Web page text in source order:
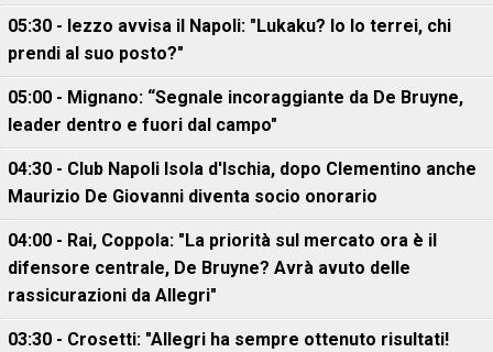
05:30 - Iezzo avvisa il Napoli: "Lukaku? Io lo terrei, chi
prendi al suo posto?"
05:00 - Mignano: “Segnale incoraggiante da De Bruyne,
leader dentro e fuori dal campo"
04:30 - Club Napoli Isola d'Ischia, dopo Clementino anche
Maurizio De Giovanni diventa socio onorario
04:00 - Rai, Coppola: "La priorità sul mercato ora è il
difensore centrale, De Bruyne? Avrà avuto delle
rassicurazioni da Allegri"
03:30 - Crosetti: "Allegri ha sempre ottenuto risultati!